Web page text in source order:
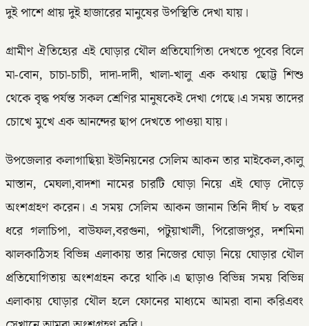
দুই পাশে প্রায় দুই হাজারের মানুষের উপস্থিতি দেখা যায়।
গ্রামীণ ঐতিহ্যের এই ঘোড়ার থৌল প্রতিযোগিতা দেখতে পূবের বিলে
মা-বোন, চাচা-চাচী, দাদা-দাদী, খালা-খালু এক কথায় ছোট্ট শিশু
থেকে বৃদ্ধ পর্যন্ত সকল শ্রেণির মানুষকেই দেখা গেছে।এ সময় তাদের
চোখে মুখে এক আনন্দের ছাপ দেখতে পাওয়া যায়।
উপজেলার কলাগাছিয়া ইউনিয়নের সেলিম আকন তার মাইকেল,কালু
মাস্তান, মেঘলা,বাদশা নামের চারটি ঘোড়া নিয়ে এই ঘোড় দৌড়ে
অংশগ্রহণ করেন। এ সময় সেলিম আকন জানান তিনি দীর্ঘ ৮ বছর
ধরে গলাচিপা, বাউফল,বরগুনা, পটুয়াখালী, পিরোজপুর, দশমিনা
ঝালকাঠিসহ বিভিন্ন এলাকায় তার নিজের ঘোড়া নিয়ে ঘোড়ার থৌল
প্রতিযোগিতায় অংশগ্রহন করে থাকি।এ ছাড়াও বিভিন্ন সময় বিভিন্ন
এলাকায় ঘোড়ার থৌল হলে ফোনের মাধ্যমে আমরা বানা করিএবং